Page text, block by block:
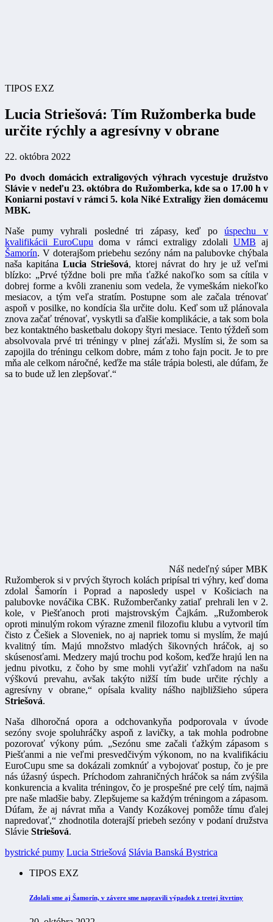
TIPOS EXZ
Lucia Striešová: Tím Ružomberka bude
určite rýchly a agresívny v obrane
22. októbra 2022
Po dvoch domácich extraligových výhrach vycestuje družstvo
Slávie v nedeľu 23. októbra do Ružomberka, kde sa o 17.00 h v
Koniarni postaví v rámci 5. kola Niké Extraligy žien domácemu
MBK.
Naše pumy vyhrali posledné tri zápasy, keď poúspechu v
kvalifikácii EuroCupu doma v rámci extraligy zdolali UMB aj
Šamorín. V doterajšom priebehu sezóny nám na palubovke chýbala
naša kapitána Lucia Striešová, ktorej návrat do hry je už veľmi
blízko: „Prvé týždne boli pre mňa ťažké nakoľko som sa cítila v
dobrej forme a kvôli zraneniu som vedela, že vymeškám niekoľko
mesiacov, a tým veľa stratím. Postupne som ale začala trénovať
aspoň v posilke, no kondícia šla určite dolu. Keď som už plánovala
znova začať trénovať, vyskytli sa ďalšie komplikácie, a tak som bola
bez kontaktného basketbalu dokopy štyri mesiace. Tento týždeň som
absolvovala prvé tri tréningy v plnej záťaži. Myslím si, že som sa
zapojila do tréningu celkom dobre, mám z toho fajn pocit. Je to pre
mňa ale celkom náročné, keďže ma stále trápia bolesti, ale dúfam, že
sa to bude už len zlepšovať.“
Náš nedeľný súper MBK
Ružomberok si v prvých štyroch kolách pripísal tri výhry, keď doma
zdolal Šamorín i Poprad a naposledy uspel v Košiciach na
palubovke nováčika CBK. Ružomberčanky zatiaľ prehrali len v 2.
kole, v Piešťanoch proti majstrovským Čajkám. „Ružomberok
oproti minulým rokom výrazne zmenil filozofiu klubu a vytvoril tím
čisto z Češiek a Sloveniek, no aj napriek tomu si myslím, že majú
kvalitný tím. Majú množstvo mladých šikovných hráčok, aj so
skúsenosťami. Medzery majú trochu pod košom, keďže hrajú len na
jednu pivotku, z čoho by sme mohli vyťažiť vzhľadom na našu
výškovú prevahu, avšak takýto nižší tím bude určite rýchly a
agresívny v obrane,“ opísala kvality nášho najbližšieho súpera
Striešová.
Naša dlhoročná opora a odchovankyňa podporovala v úvode
sezóny svoje spoluhráčky aspoň z lavičky, a tak mohla podrobne
pozorovať výkony púm. „Sezónu sme začali ťažkým zápasom s
Piešťanmi a nie veľmi presvedčivým výkonom, no na kvalifikáciu
EuroCupu sme sa dokázali zomknúť a vybojovať postup, čo je pre
nás úžasný úspech. Príchodom zahraničných hráčok sa nám zvýšila
konkurencia a kvalita tréningov, čo je prospešné pre celý tím, najmä
pre naše mladšie baby. Zlepšujeme sa každým tréningom a zápasom.
Dúfam, že aj návrat mňa a Vandy Kozákovej pomôže tímu ďalej
napredovať,“ zhodnotila doterajší priebeh sezóny v podaní družstva
Slávie Striešová.
bystrické pumy Lucia Striešová Slávia Banská Bystrica
TIPOS EXZ
Zdolali sme aj Šamorín, v závere sme napravili výpadok z tretej štvrtiny